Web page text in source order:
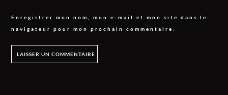
Enregistrer mon nom, mon e-mail et mon site dans le
navigateur pour mon prochain commentaire.